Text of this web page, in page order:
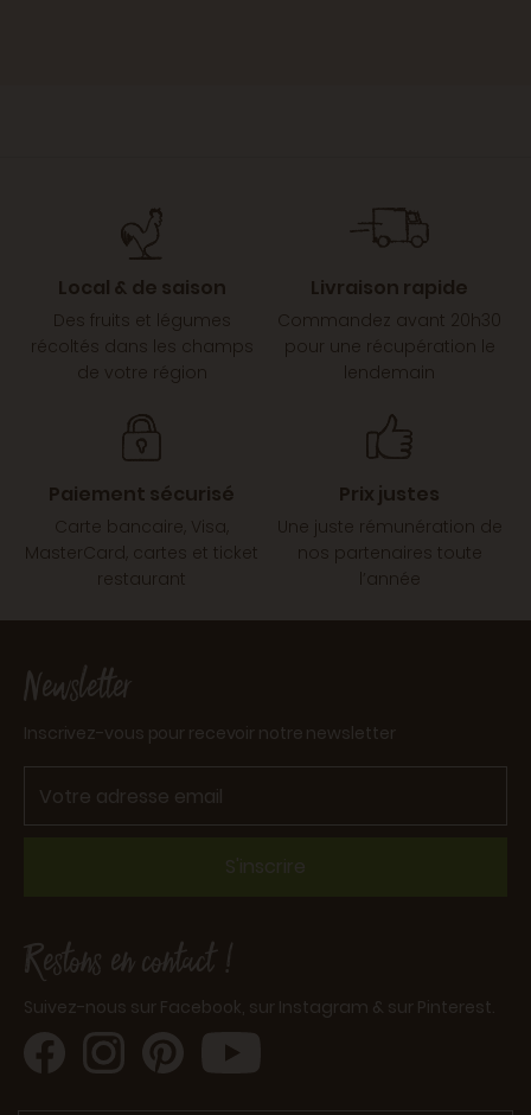
Local & de saison
Des fruits et légumes
récoltés dans les champs
de votre région
Livraison rapide
Commandez avant 20h30
pour une récupération le
lendemain
Paiement sécurisé
Carte bancaire, Visa,
MasterCard, cartes et ticket
restaurant
Prix justes
Une juste rémunération de
nos partenaires toute
l’année
Newsletter
Inscrivez-vous pour recevoir notre newsletter
S'inscrire
Restons en contact !
Suivez-nous sur Facebook, sur Instagram & sur Pinterest.